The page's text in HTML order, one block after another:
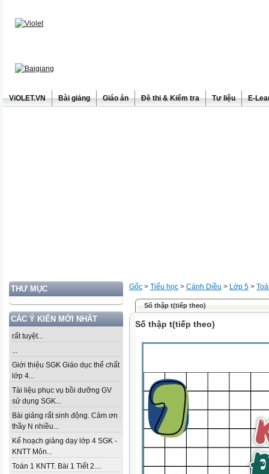
ViOLET.VN Bài giảng Giáo án Đề thi & Kiểm tra Tư liệu E-
THƯ MỤC
CÁC Ý KIẾN MỚI NHẤT
rất tuyệt...
...
Giới thiệu SGK Giáo dục thể chất
lớp 4...
Tài liệu phục vụ bồi dưỡng GV
sử dụng SGK...
Bài giảng rất sinh động. Cảm ơn
thầy N nhiều...
Kế hoạch giảng dạy lớp 4 SGK -
KNTT Môn...
Toán 1 KNTT. Bài 1 Tiết 2....
Gốc > Tiểu học > Cánh Diều > Lớp 5 >
Số thập t(tiếp theo)
Số thập t(tiếp theo)